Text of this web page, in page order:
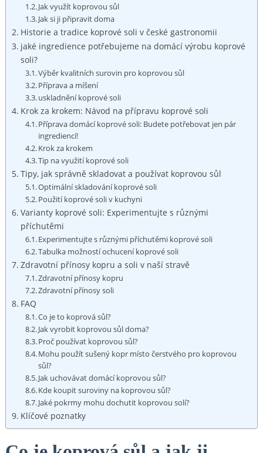
Jak využít koprovou sůl
Jak ⁣si ji připravit⁤ doma
Historie⁤ a tradice koprové ⁤soli v české gastronomii
jaké ingredience potřebujeme na ⁣domácí výrobu koprové
soli?
Výběr kvalitních surovin ⁤pro koprovou ‌sůl
Příprava a‍ míšení
uskladnění koprové soli
Krok za​ krokem: Návod‍ na přípravu‌ koprové soli
Příprava domácí koprové⁢ soli:⁣ Budete potřebovat jen pár
ingrediencí!
Krok za krokem
Tip​ na využití koprové soli
Tipy, jak správně skladovat a používat koprovou sůl
Optimální skladování koprové soli
Použití koprové soli v kuchyni
Varianty koprové soli: Experimentujte s různými
příchutěmi
Experimentujte s různými příchutěmi koprové soli
Tabulka možností​ ochucení ⁤koprové soli
Zdravotní přínosy kopru ⁤a⁤ soli v ‌naší stravě
Zdravotní přínosy kopru
Zdravotní ⁤přínosy soli
FAQ
Co je to koprová sůl?
Jak vyrobit koprovou sůl doma?
Proč používat koprovou‌ sůl?
Mohu použít ⁢sušený kopr místo čerstvého pro ⁣koprovou⁣
sůl?
Jak uchovávat domácí ‍koprovou sůl?
Kde koupit ⁣suroviny ⁢na koprovou sůl?
Jaké pokrmy mohu dochutit ‍koprovou solí?
Klíčové poznatky